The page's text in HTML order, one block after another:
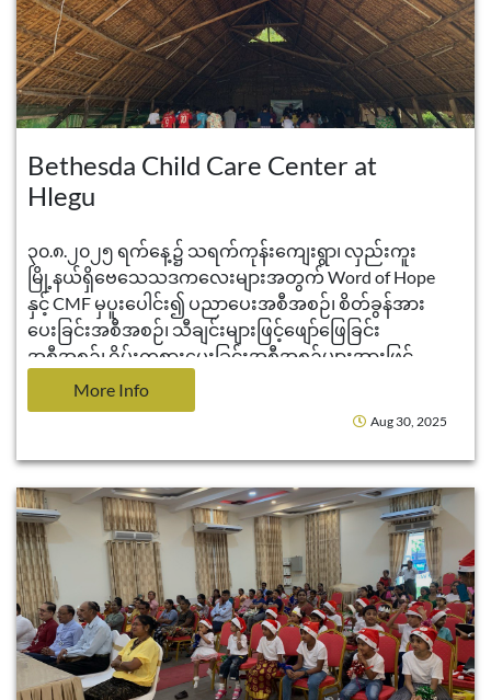
Bethesda Child Care Center at
Hlegu
၃၀.၈.၂၀၂၅ ရက်နေ့၌ သရက်ကုန်းကျေးရွာ၊ လှည်းကူး
မြို့နယ်ရှိဗေသေသဒကလေးများအတွက် Word of Hope
နှင့် CMF မှပူးပေါင်း၍ ပညာပေးအစီအစဉ်၊ စိတ်ခွန်အား
ပေးခြင်းအစီအစဉ်၊ သီချင်းများဖြင့်ဖျော်ဖြေခြင်း
အစီအစဉ်၊ ဂိမ်းကစားပေးခြင်းအစီအစဉ်များအားဖြင့်
ပါဝင်ခဲ့ကြပါသည်။
More Info
Aug 30, 2025